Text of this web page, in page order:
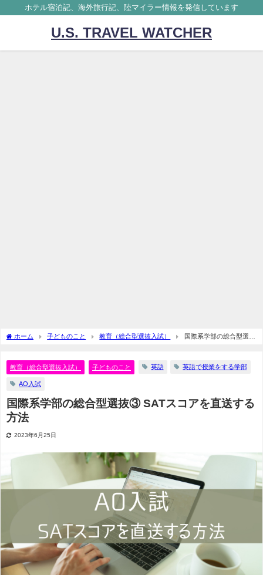
ホテル宿泊記、海外旅行記、陸マイラー情報を発信しています
U.S. TRAVEL WATCHER
ホーム 子どものこと 教育（総合型選抜入試）
国際系学部の総合型選抜
教育（総合型選抜入試） 子どものこと 英語 英語で授業をする学部
AO入試
国際系学部の総合型選抜③ SATスコアを直送する
方法
2023年6月25日